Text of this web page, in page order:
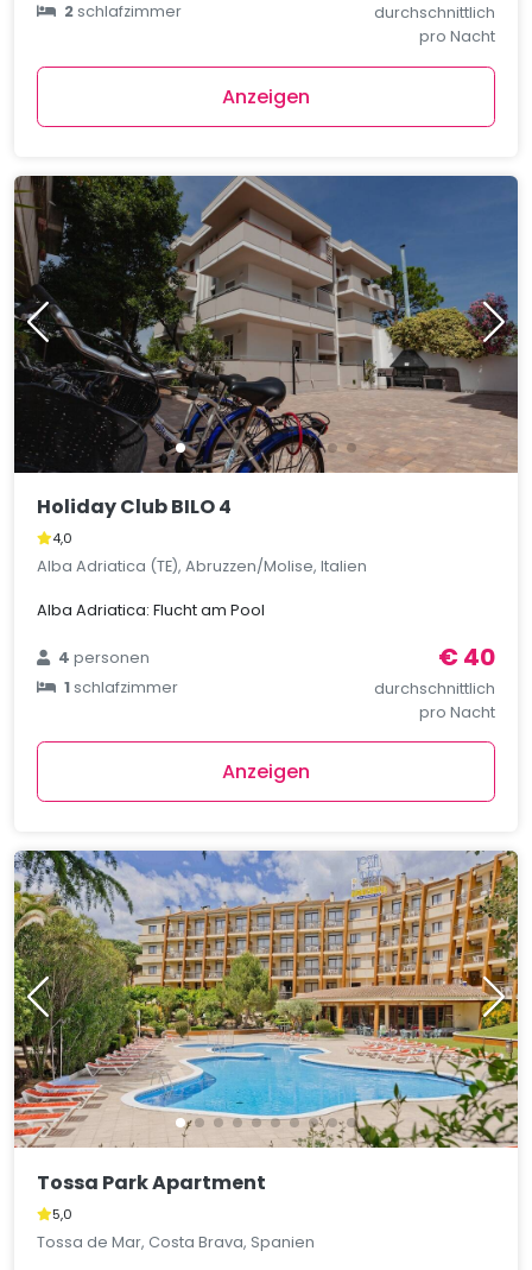
2schlafzimmer
durchschnittlich
pro Nacht
Anzeigen
Holiday Club BILO 4
4,0
Alba Adriatica (TE), Abruzzen/Molise, Italien
Alba Adriatica: Flucht am Pool
4personen
1schlafzimmer
€ 40
durchschnittlich
pro Nacht
Anzeigen
Tossa Park Apartment
5,0
Tossa de Mar, Costa Brava, Spanien